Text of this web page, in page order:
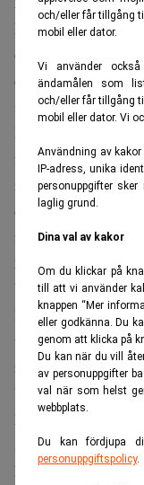
och/eller får tillgång
mobil eller dator.
Vi använder
ändamålen som
och/eller får tillgång
mobil eller dator. Vi
Användning av
IP-adress, unika
personuppgifter
laglig grund.
Dina val av kakor
Om du klickar på
till att vi använder
knappen “Mer
eller godkänna. Du
genom att klicka på
Du kan när du vill
av personuppgifter
val när som helst
webbplats.
Du kan fördjupa
personuppgiftspolicy.
Rådgivaren har
öppnat konton och
dennes yrkesroll
information för
Rådgivaren har
företagen samt
rådgivaren brutit
och arkivering gjort
företagets system.
2024:08 Swedsec
begränsad tid
Rådgivaren har i
underlag och inte
rimligheten av
UC eller påtagliga
Rådgivaren har
Rådgivaren hade